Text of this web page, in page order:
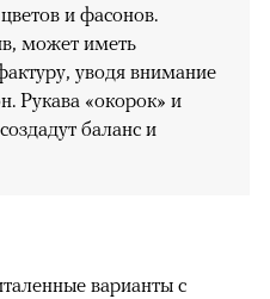
и фасонов.
может иметь
уводя внимание
Рукава «окорок» и
баланс и
варианты с